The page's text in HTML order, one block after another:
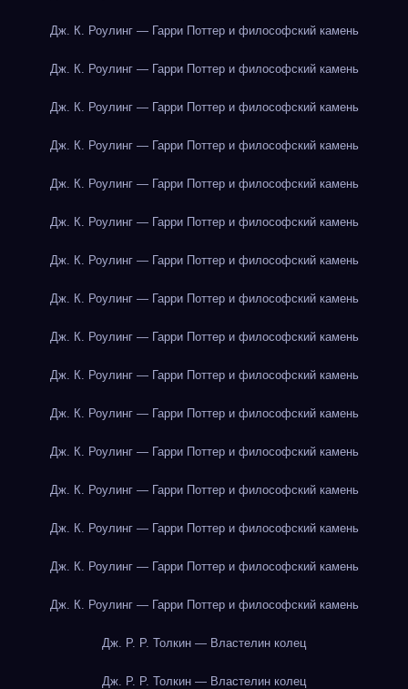
Дж. К. Роулинг — Гарри Поттер и философский камень
Дж. К. Роулинг — Гарри Поттер и философский камень
Дж. К. Роулинг — Гарри Поттер и философский камень
Дж. К. Роулинг — Гарри Поттер и философский камень
Дж. К. Роулинг — Гарри Поттер и философский камень
Дж. К. Роулинг — Гарри Поттер и философский камень
Дж. К. Роулинг — Гарри Поттер и философский камень
Дж. К. Роулинг — Гарри Поттер и философский камень
Дж. К. Роулинг — Гарри Поттер и философский камень
Дж. К. Роулинг — Гарри Поттер и философский камень
Дж. К. Роулинг — Гарри Поттер и философский камень
Дж. К. Роулинг — Гарри Поттер и философский камень
Дж. К. Роулинг — Гарри Поттер и философский камень
Дж. К. Роулинг — Гарри Поттер и философский камень
Дж. К. Роулинг — Гарри Поттер и философский камень
Дж. К. Роулинг — Гарри Поттер и философский камень
Дж. Р. Р. Толкин — Властелин колец
Дж. Р. Р. Толкин — Властелин колец